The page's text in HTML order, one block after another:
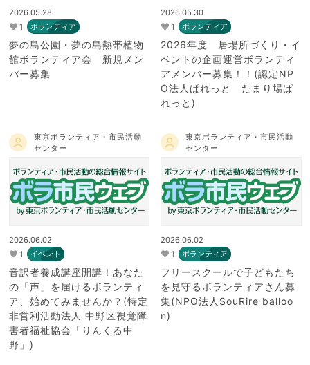
2026.05.28
1 ボランティア
夢の島公園・夢の島熱帯植物
館ボランティア会 新規メン
バー募集
2026.05.30
1 ボランティア
2026年度 居場所づくり・イ
ベントの企画運営ボランティ
アメンバー募集！！(認定NP
O法人ぱれっと たまり場ぱ
れっと)
東京ボランティア・市民活動
センター
2026.06.02
1 イベント
音訳者養成講座開講！あなた
の「声」を届けるボランティ
ア、始めてみませんか？(特定
非営利活動法人 中野区視覚障
害者福祉協会「りんくる中
野」)
東京ボランティア・市民活動
センター
2026.06.02
1 ボランティア
フリースクールで子どもたち
を見守るボランティアさん募
集(NPO法人SouRire balloo
n)